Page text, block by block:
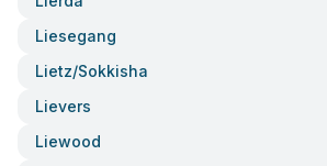
Liesegang
Lietz/sokkisha
Lievers
Liewood